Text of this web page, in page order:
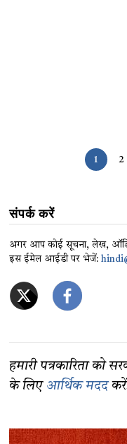
1 2
संपर्क करें
अगर आप कोई सूचना, लेख,
इस ईमेल आईडी पर भेजें:
हमारी पत्रकारिता को
के लिए आर्थिक मदद